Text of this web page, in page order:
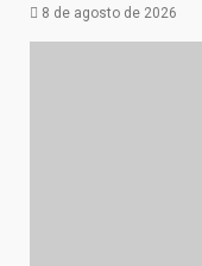
8 de agosto de 2026